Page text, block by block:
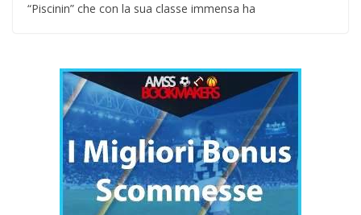
“Piscinin” che con la sua classe immensa ha